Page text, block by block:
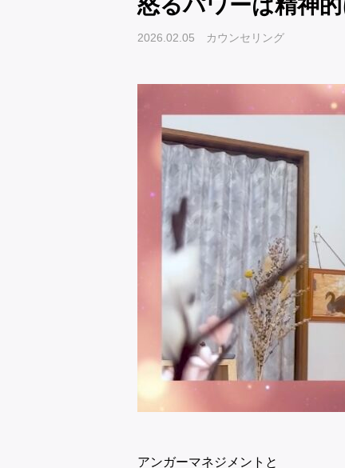
怒るパワーは精神
2026.02.05 カウンセリング
アンガーマネジメントと